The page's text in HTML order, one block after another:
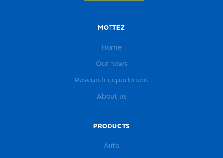
MOTTEZ
Home
Our news
Research department
About us
PRODUCTS
Auto